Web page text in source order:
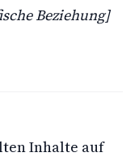
Beziehung]
Inhalte auf